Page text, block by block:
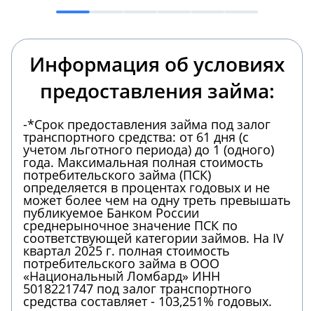
Информация об условиях
предоставления займа:
-*Срок предоставления займа под залог
транспортного средства: от 61 дня (с
учетом льготного периода) до 1 (одного)
года. Максимальная полная стоимость
потребительского займа (ПСК)
определяется в процентах годовых и не
может более чем на одну треть превышать
публикуемое Банком России
среднерыночное значение ПСК по
соответствующей категории займов. На IV
квартал 2025 г. полная стоимость
потребительского займа в ООО
«Национальный Ломбард» ИНН
5018221747 под залог транспортного
средства составляет - 103,251% годовых.